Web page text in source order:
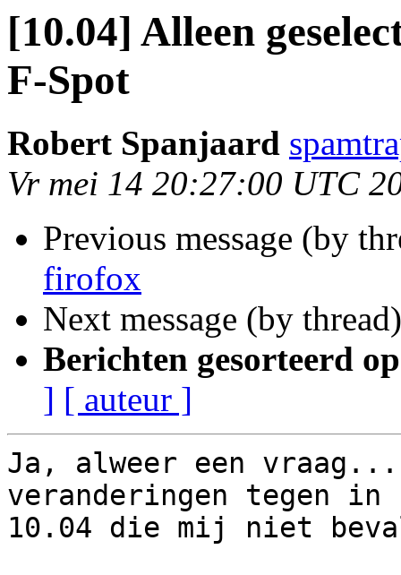
[10.04] Alleen
F-Spot
Robert Spanjaard
Vr mei 14 20:27:00 UTC
Previous message (by
firofox
Next message (by
Berichten gesorteerd
] [ auteur ]
Ja, alweer een
veranderingen tegen in
10.04 die mij niet